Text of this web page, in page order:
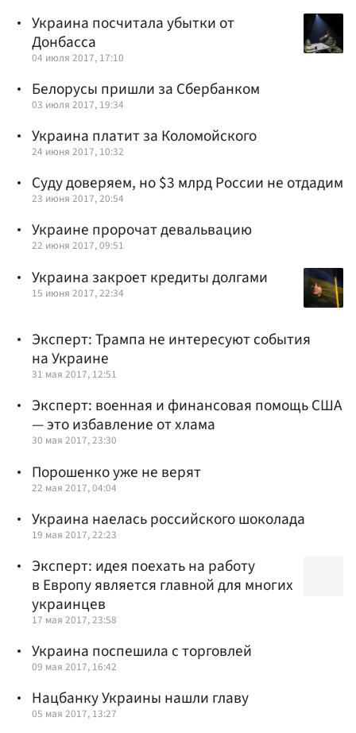
Украина посчитала убытки от
Донбасса
04 июля 2017, 17:10
Белорусы пришли за Сбербанком
03 июля 2017, 19:34
Украина платит за Коломойского
24 июня 2017, 10:32
Суду доверяем, но $3 млрд России не отдадим
23 июня 2017, 20:54
Украине пророчат девальвацию
22 июня 2017, 09:51
Украина закроет кредиты долгами
15 июня 2017, 22:34
Эксперт: Трампа не интересуют события
на Украине
31 мая 2017, 12:51
Эксперт: военная и финансовая помощь США
— это избавление от хлама
30 мая 2017, 23:30
Порошенко уже не верят
22 мая 2017, 04:04
Украина наелась российского шоколада
19 мая 2017, 22:23
Эксперт: идея поехать на работу
в Европу является главной для многих
украинцев
17 мая 2017, 23:58
Украина поспешила с торговлей
09 мая 2017, 16:42
Нацбанку Украины нашли главу
05 мая 2017, 13:27